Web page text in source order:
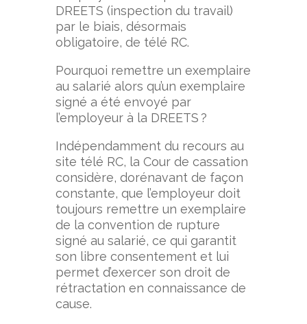
DREETS (inspection du travail)
par le biais, désormais
obligatoire, de télé RC.
Pourquoi remettre un exemplaire
au salarié alors qu’un exemplaire
signé a été envoyé par
l’employeur à la DREETS ?
Indépendamment du recours au
site télé RC, la Cour de cassation
considère, dorénavant de façon
constante, que l’employeur doit
toujours remettre un exemplaire
de la convention de rupture
signé au salarié, ce qui garantit
son libre consentement et lui
permet d’exercer son droit de
rétractation en connaissance de
cause.